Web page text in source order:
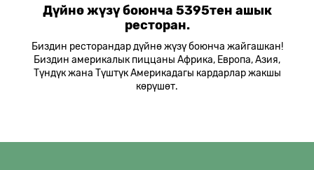
Дүйнө жүзү боюнча 5395тен ашык
ресторан.
Биздин ресторандар дүйнө жүзү боюнча жайгашкан!
Биздин америкалык пиццаны Африка, Европа, Азия,
Түндүк жана Түштүк Америкадагы кардарлар жакшы
көрүшөт.